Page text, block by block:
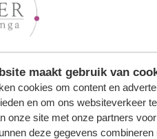
maakt gebruik van
cookies om content en
en om ons websiteverkeer
onze site met onze partners
deze gegevens